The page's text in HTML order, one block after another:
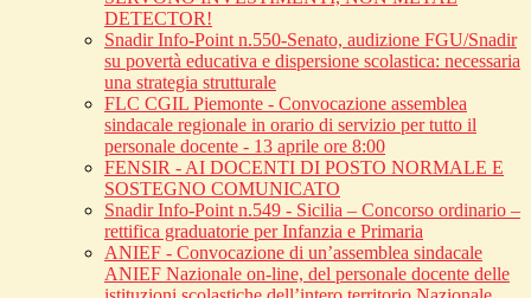
DETECTOR!
Snadir Info-Point n.550-Senato, audizione FGU/Snadir
su povertà educativa e dispersione scolastica: necessaria
una strategia strutturale
FLC CGIL Piemonte - Convocazione assemblea
sindacale regionale in orario di servizio per tutto il
personale docente - 13 aprile ore 8:00
FENSIR - AI DOCENTI DI POSTO NORMALE E
SOSTEGNO COMUNICATO
Snadir Info-Point n.549 - Sicilia – Concorso ordinario –
rettifica graduatorie per Infanzia e Primaria
ANIEF - Convocazione di un’assemblea sindacale
ANIEF Nazionale on-line, del personale docente delle